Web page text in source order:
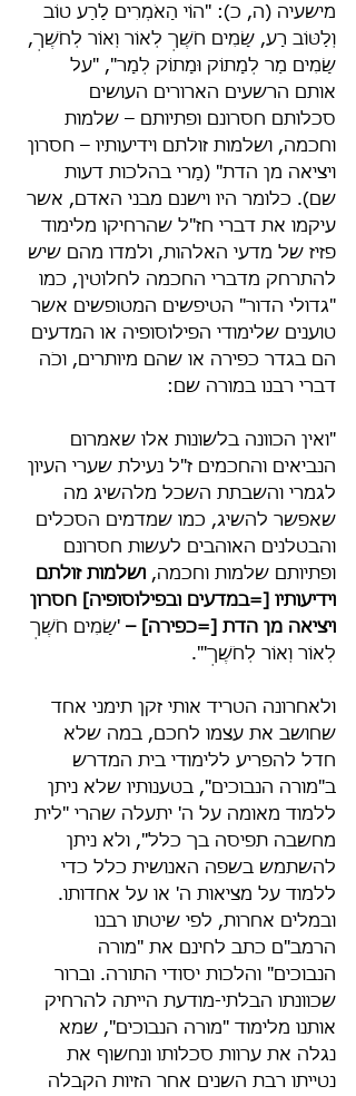
מישעיה (ה, כ): "הוֹי הָאֹמְרִים לָרַע טוֹב
וְלַטּוֹב רָע, שָׂמִים חֹשֶׁךְ לְאוֹר וְאוֹר לְחֹשֶׁךְ,
שָׂמִים מַר לְמָתוֹק וּמָתוֹק לְמָר", "על
אותם הרשעים הארורים העושים
סכלותם חסרונם ופתיותם – שלמות
וחכמה, ושלמות זולתם וידיעותיו – חסרון
ויציאה מן הדת" (מָרי בהלכות דעות
שם). כלומר היו וישנם מבני האדם, אשר
עיקמו את דברי חז"ל שהרחיקו מלימוד
פזיז של מדעי האלהות, ולמדו מהם שיש
להתרחק מדברי החכמה לחלוטין, כמו
"גדולי הדור" הטיפשים המטופשים אשר
טוענים שלימודי הפילוסופיה או המדעים
הם בגדר כפירה או שהם מיותרים, וכֹה
דברי רבנו במורה שם:
"ואין הכוונה בלשונות אלו שאמרום
הנביאים והחכמים ז"ל נעילת שערי העיון
לגמרי והשבתת השכל מלהשיג מה
שאפשר להשיג, כמו שמדמים הסכלים
והבטלנים האוהבים לעשות חסרונם
ופתיותם שלמות וחכמה, ושלמות זולתם
וידיעותיו [=במדעים ובפילוסופיה] חסרון
ויציאה מן הדת [=כפירה] – 'שָׂמִים חֹשֶׁךְ
לְאוֹר וְאוֹר לְחֹשֶׁךְ'".
ולאחרונה הטריד אותי זקן תימני אחד
שחושב את עצמו לחכם, במה שלא
חדל להפריע ללימודי בית המדרש
ב"מורה הנבוכים", בטענותיו שלא ניתן
ללמוד מאומה על ה' יתעלה שהרי "לית
מחשבה תפיסה בך כלל", ולא ניתן
להשתמש בשפה האנושית כלל כדי
ללמוד על מציאות ה' או על אחדותו.
ובמלים אחרות, לפי שיטתו רבנו
הרמב"ם כתב לחינם את "מורה
הנבוכים" והלכות יסודי התורה. וברור
שכוונתו הבלתי-מודעת הייתה להרחיק
אותנו מלימוד "מורה הנבוכים", שמא
נגלה את ערוות סכלותו ונחשוף את
נטייתו רבת השנים אחר הזיות הקבלה